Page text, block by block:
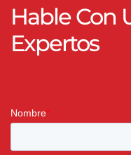
Hable Con
Expertos